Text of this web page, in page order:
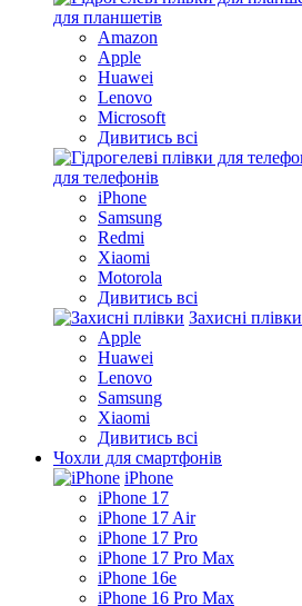
для планшетів
Amazon
Apple
Huawei
Lenovo
Microsoft
Дивитись всі
для телефонів
iPhone
Samsung
Redmi
Xiaomi
Motorola
Дивитись всі
Захисні плівки
Apple
Huawei
Lenovo
Samsung
Xiaomi
Дивитись всі
Чохли для смартфонів
iPhone
iPhone 17
iPhone 17 Air
iPhone 17 Pro
iPhone 17 Pro Max
iPhone 16e
iPhone 16 Pro Max